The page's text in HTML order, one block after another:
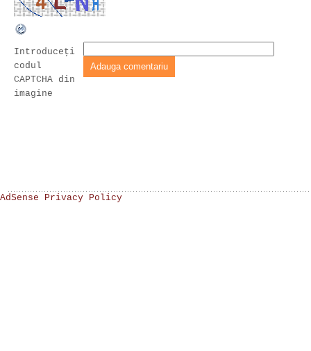
Introduceţi
codul
CAPTCHA din
imagine
AdSense Privacy Policy